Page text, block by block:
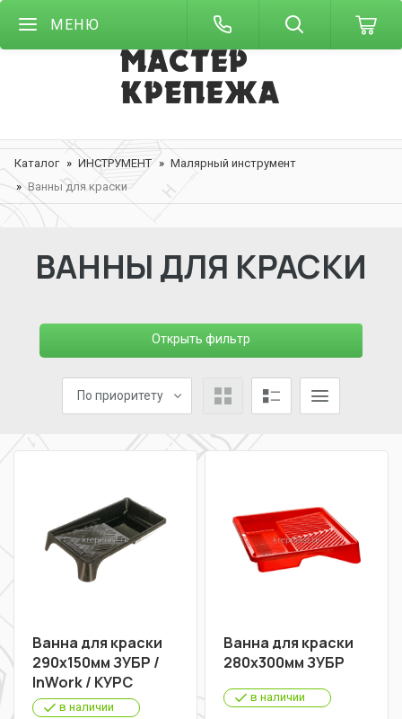
МЕНЮ
Каталог ИНСТРУМЕНТ
Малярный инструмент
Ванны для краски
ВАННЫ ДЛЯ КРАСКИ
Открыть фильтр
По приоритету
Ванна для краски
290х150мм ЗУБР /
InWork / КУРС
в наличии
Ванна для краски
280х300мм ЗУБР
в наличии